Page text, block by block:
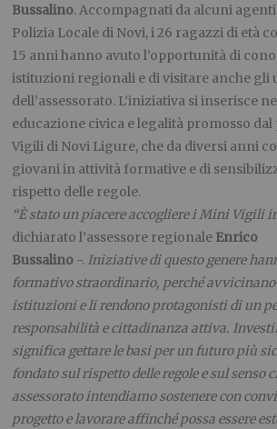
Bussalino. Accompagnati da alcuni
Polizia Locale di Novi, i 26 ragazzi di età
15 anni hanno avuto l’opportunità di
istituzioni regionali e di visitare anche gli
dell’assessorato. L’iniziativa si inserisce
educazione civica e legalità promosso
Vigili di Novi Ligure, che da diversi anni
giovani in attività formative e di
rispetto delle regole.
“È stato un piacere accogliere i Mini Vigili
dichiarato l’assessore regionale Enrico
Bussalino -. Iniziative di questo genere
formativo straordinario, perché
istituzioni e li rendono protagonisti di un
responsabilità e cittadinanza attiva.
significa gettare le basi per un futuro più
fondato sul rispetto delle regole e sul senso
assessorato intendiamo sostenere con
progetto e lavorare affinché possa essere